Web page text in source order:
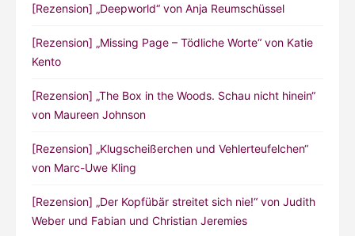
[Rezension] „Deepworld“ von Anja Reumschüssel
[Rezension] „Missing Page – Tödliche Worte“ von Katie
Kento
[Rezension] „The Box in the Woods. Schau nicht hinein“
von Maureen Johnson
[Rezension] „Klugscheißerchen und Vehlerteufelchen“
von Marc-Uwe Kling
[Rezension] „Der Kopfübär streitet sich nie!“ von Judith
Weber und Fabian und Christian Jeremies